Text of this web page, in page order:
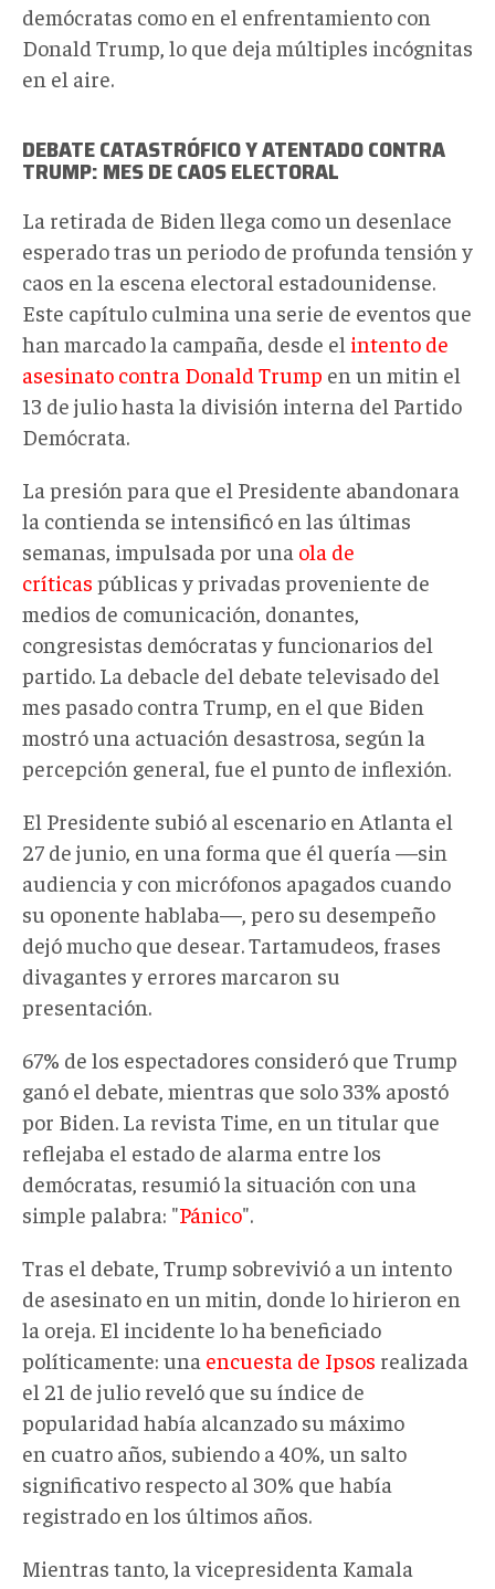
demócratas como en el enfrentamiento con
Donald Trump, lo que deja múltiples incógnitas
en el aire.
DEBATE CATASTRÓFICO Y ATENTADO CONTRA
TRUMP: MES DE CAOS ELECTORAL
La retirada de Biden llega como un desenlace
esperado tras un periodo de profunda tensión y
caos en la escena electoral estadounidense.
Este capítulo culmina una serie de eventos que
han marcado la campaña, desde el intento de
asesinato contra Donald Trump en un mitin el
13 de julio hasta la división interna del Partido
Demócrata.
La presión para que el Presidente abandonara
la contienda se intensificó en las últimas
semanas, impulsada por una ola de
críticas públicas y privadas proveniente de
medios de comunicación, donantes,
congresistas demócratas y funcionarios del
partido. La debacle del debate televisado del
mes pasado contra Trump, en el que Biden
mostró una actuación desastrosa, según la
percepción general, fue el punto de inflexión.
El Presidente subió al escenario en Atlanta el
27 de junio, en una forma que él quería —sin
audiencia y con micrófonos apagados cuando
su oponente hablaba—, pero su desempeño
dejó mucho que desear. Tartamudeos, frases
divagantes y errores marcaron su
presentación.
67% de los espectadores consideró que Trump
ganó el debate, mientras que solo 33% apostó
por Biden. La revista Time, en un titular que
reflejaba el estado de alarma entre los
demócratas, resumió la situación con una
simple palabra: "Pánico".
Tras el debate, Trump sobrevivió a un intento
de asesinato en un mitin, donde lo hirieron en
la oreja. El incidente lo ha beneficiado
políticamente: una encuesta de Ipsos realizada
el 21 de julio reveló que su índice de
popularidad había alcanzado su máximo
en cuatro años, subiendo a 40%, un salto
significativo respecto al 30% que había
registrado en los últimos años.
Mientras tanto, la vicepresidenta Kamala